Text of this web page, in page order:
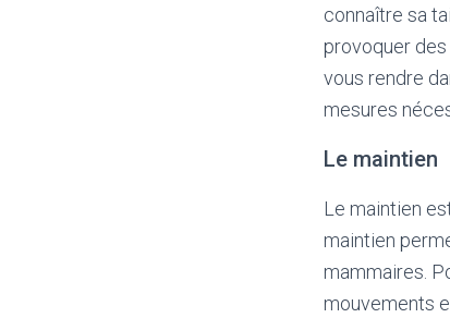
connaître sa
provoquer
vous rendre
mesures
Le maintien
Le maintien
maintien
mammaires.
mouvements